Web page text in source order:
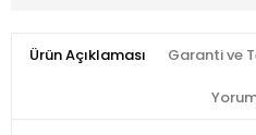
Ürün Açıklaması Garanti ve